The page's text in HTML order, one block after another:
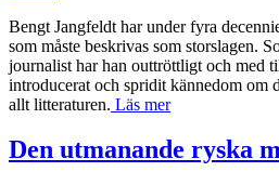
Bengt Jangfeldt har under fyra
som måste beskrivas som storslagen.
journalist har han outtröttligt och med
introducerat och spridit kännedom om
allt litteraturen. Läs mer
Den utmanande ryska